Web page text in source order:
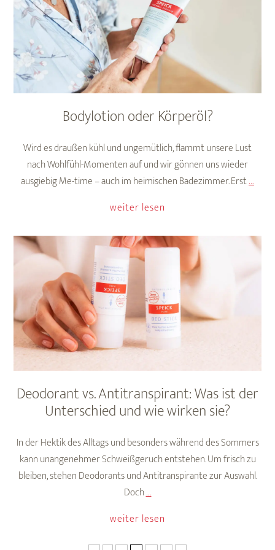
Bodylotion oder Körperöl?
Wird es draußen kühl und ungemütlich, flammt unsere Lust
nach Wohlfühl-Momenten auf und wir gönnen uns wieder
ausgiebig Me-time – auch im heimischen Badezimmer. Erst…
weiter lesen
Deodorant vs. Antitranspirant: Was ist der
Unterschied und wie wirken sie?
In der Hektik des Alltags und besonders während des Sommers
kann unangenehmer Schweißgeruch entstehen. Um frisch zu
bleiben, stehen Deodorants und Antitranspirante zur Auswahl.
Doch…Deodorant
Antitranspirant:
Was
weiter lesen